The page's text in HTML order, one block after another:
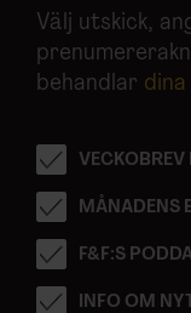
Välj utskick,
behandlar
VECKOBREV
MÅNADENS
F&F:S
INFO OM